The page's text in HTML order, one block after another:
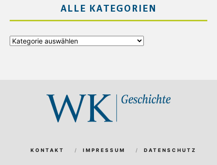
ALLE KATEGORIEN
Alle
KONTAKT IMPRESSUM DATENSCHUTZ